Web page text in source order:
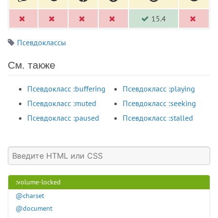
15.4
Псевдоклассы
См. также
Псевдокласс :buffering
Псевдокласс :muted
Псевдокласс :paused
Псевдокласс :playing
Псевдокласс :seeking
Псевдокласс :stalled
:placeholder-shown
:playing
:read-only
:read-write
:right
:seeking
:stalled
:target
:valid
:visited
:volume-locked
@charset
@document